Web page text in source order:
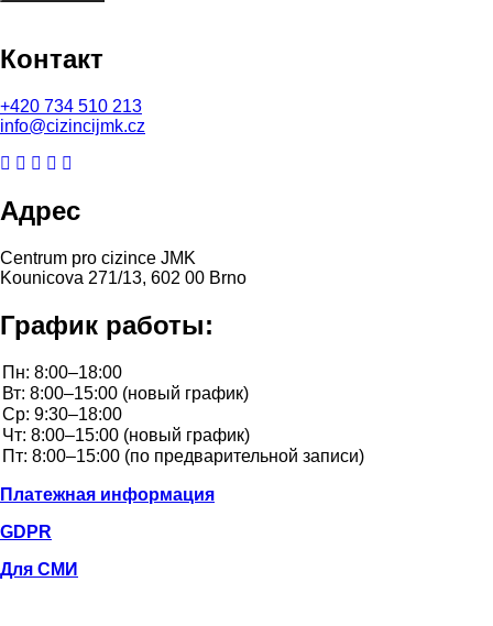
Контакт
+420 734 510 213
info@cizincijmk.cz
Адрес
Centrum pro cizince JMK
Kounicova 271/13, 602 00 Brno
График работы:
Платежная информация
GDPR
Для СМИ